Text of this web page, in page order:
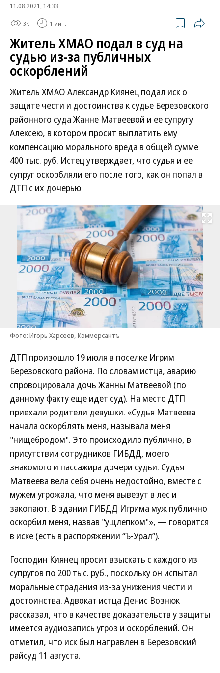
11.08.2021, 14:33
3K 1 мин.
Житель ХМАО подал в суд на
судью из-за публичных
оскорблений
Житель ХМАО Александр Киянец подал иск о
защите чести и достоинства к судье Березовского
районного суда Жанне Матвеевой и ее супругу
Алексею, в котором просит выплатить ему
компенсацию морального вреда в общей сумме
400 тыс. руб. Истец утверждает, что судья и ее
супруг оскорбляли его после того, как он попал в
ДТП с их дочерью.
Развернуть
Фото: Игорь Харсеев, Коммерсантъ
ДТП произошло 19 июля в поселке Игрим
Березовского района. По словам истца, аварию
спровоцировала дочь Жанны Матвеевой (по
данному факту еще идет суд). На место ДТП
приехали родители девушки. «Судья Матвеева
начала оскорблять меня, называла меня
"нищебродом". Это происходило публично, в
присутствии сотрудников ГИБДД, моего
знакомого и пассажира дочери судьи. Судья
Матвеева вела себя очень недостойно, вместе с
мужем угрожала, что меня вывезут в лес и
закопают. В здании ГИБДД Игрима муж публично
оскорбил меня, назвав "ущлепком"», — говорится
в иске (есть в распоряжении “Ъ-Урал”).
Господин Киянец просит взыскать с каждого из
супругов по 200 тыс. руб., поскольку он испытал
моральные страдания из-за унижения чести и
достоинства. Адвокат истца Денис Вознюк
рассказал, что в качестве доказательств у защиты
имеется аудиозапись угроз и оскорблений. Он
отметил, что иск был направлен в Березовский
райсуд 11 августа.